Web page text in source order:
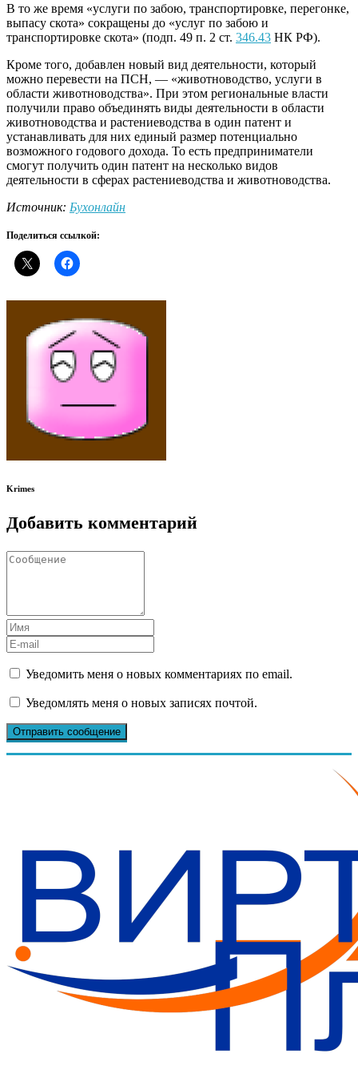
В то же время «услуги по забою, транспортировке, перегонке,
выпасу скота» сокращены до «услуг по забою и
транспортировке скота» (подп. 49 п. 2 ст. 346.43 НК РФ).
Кроме того, добавлен новый вид деятельности, который
можно перевести на ПСН, — «животноводство, услуги в
области животноводства». При этом региональные власти
получили право объединять виды деятельности в области
животноводства и растениеводства в один патент и
устанавливать для них единый размер потенциально
возможного годового дохода. То есть предприниматели
смогут получить один патент на несколько видов
деятельности в сферах растениеводства и животноводства.
Источник: Бухонлайн
Поделиться ссылкой:
Krimes
Добавить комментарий
Уведомить меня о новых комментариях по email.
Уведомлять меня о новых записях почтой.